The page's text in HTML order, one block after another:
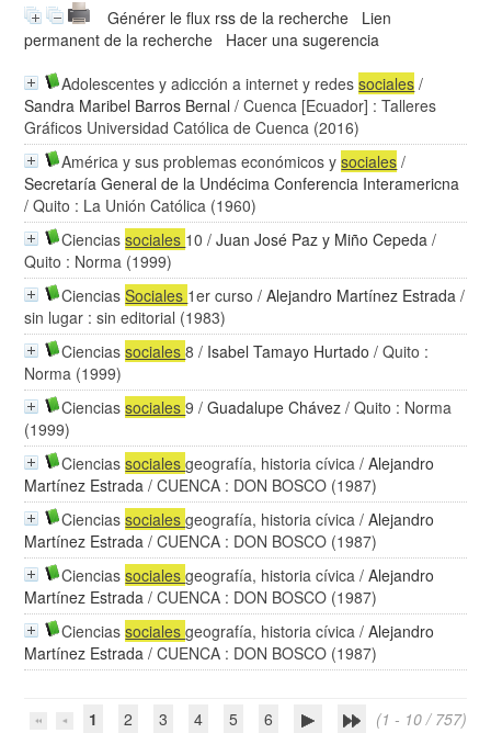
Générer le flux rss de la recherche
Lien
permanent de la recherche
Hacer una sugerencia
Adolescentes y adicción a internet y redessociales /
Sandra Maribel Barros Bernal / Cuenca [Ecuador] : Talleres
Gráficos Universidad Católica de Cuenca (2016)
América y sus problemas económicos ysociales /
Secretaría General de la Undécima Conferencia Interamericna
/ Quito : La Unión Católica (1960)
Cienciassociales 10 /Juan José Paz y Miño Cepeda /
Quito : Norma (1999)
CienciasSociales 1er curso /Alejandro Martínez Estrada /
sin lugar : sin editorial (1983)
Cienciassociales8 / Isabel Tamayo Hurtado / Quito :
Norma (1999)
Cienciassociales9 /Guadalupe Chávez / Quito : Norma
(1999)
Cienciassocialesgeografía, historia cívica /Alejandro
Martínez Estrada / CUENCA : DON BOSCO (1987)
Cienciassocialesgeografía, historia cívica /Alejandro
Martínez Estrada / CUENCA : DON BOSCO (1987)
Cienciassocialesgeografía, historia cívica /Alejandro
Martínez Estrada / CUENCA : DON BOSCO (1987)
Cienciassocialesgeografía, historia cívica /Alejandro
Martínez Estrada / CUENCA : DON BOSCO (1987)
1 2 3 4 5 6 (1 - 10 / 757)